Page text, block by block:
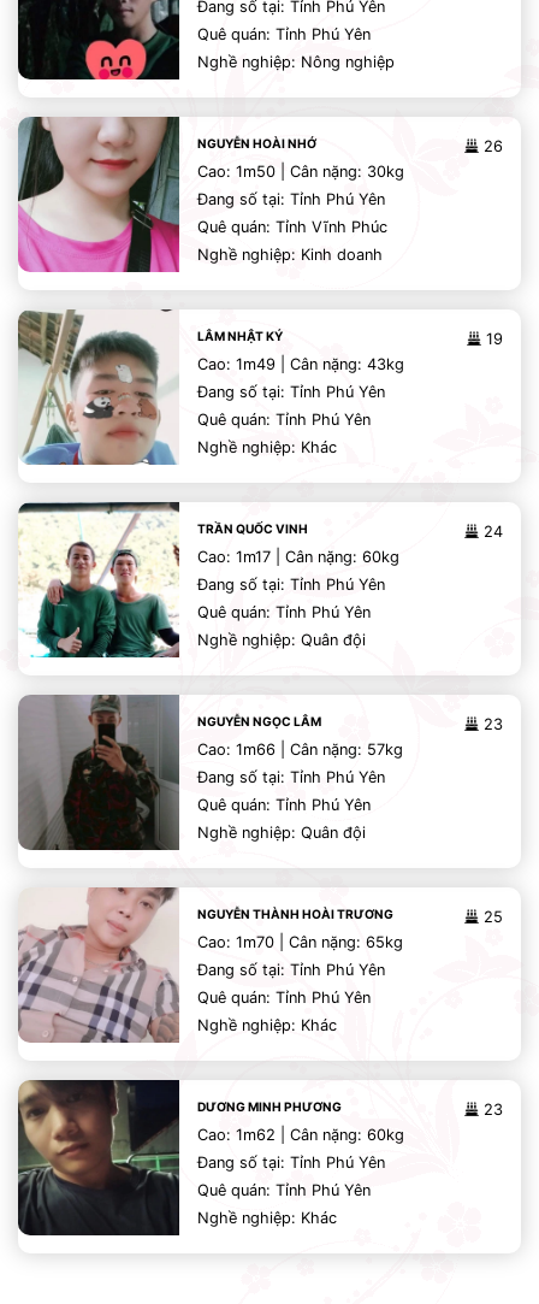
Đang số tại: Tỉnh Phú Yên
Quê quán: Tỉnh Phú Yên
Nghề nghiệp: Nông nghiệp
26
NGUYỄN HOÀI NHỚ
Cao: 1m50 | Cân nặng: 30kg
Đang số tại: Tỉnh Phú Yên
Quê quán: Tỉnh Vĩnh Phúc
Nghề nghiệp: Kinh doanh
19
LÂM NHẬT KÝ
Cao: 1m49 | Cân nặng: 43kg
Đang số tại: Tỉnh Phú Yên
Quê quán: Tỉnh Phú Yên
Nghề nghiệp: Khác
24
TRẦN QUỐC VINH
Cao: 1m17 | Cân nặng: 60kg
Đang số tại: Tỉnh Phú Yên
Quê quán: Tỉnh Phú Yên
Nghề nghiệp: Quân đội
23
NGUYỄN NGỌC LÂM
Cao: 1m66 | Cân nặng: 57kg
Đang số tại: Tỉnh Phú Yên
Quê quán: Tỉnh Phú Yên
Nghề nghiệp: Quân đội
25
NGUYỄN THÀNH HOÀI TRƯƠNG
Cao: 1m70 | Cân nặng: 65kg
Đang số tại: Tỉnh Phú Yên
Quê quán: Tỉnh Phú Yên
Nghề nghiệp: Khác
23
DƯƠNG MINH PHƯƠNG
Cao: 1m62 | Cân nặng: 60kg
Đang số tại: Tỉnh Phú Yên
Quê quán: Tỉnh Phú Yên
Nghề nghiệp: Khác